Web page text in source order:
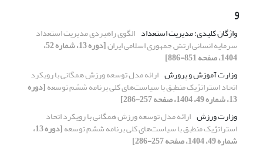
و
واژگان کلیدی: مدیریت استعداد الگوی راهبردی مدیریت استعداد
سرمایه انسانی ارتش جمهوری اسلامی ایران [دوره 13، شماره 52،
1404، صفحه 851-886]
وزارت آموزش و پرورش ارائه مدل توسعه ورزش همگانی با رویکرد
اتحاد استراتژیک منطبق با سیاست‌های کلی برنامه ششم توسعه[دوره
13، شماره 49، 1404، صفحه 257-286]
وزارت ورزش ارائه مدل توسعه ورزش همگانی با رویکرد اتحاد
استراتژیک منطبق با سیاست‌های کلی برنامه ششم توسعه [دوره 13،
شماره 49، 1404، صفحه 257-286]